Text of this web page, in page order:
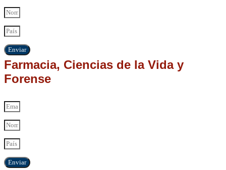
Enviar
Farmacia, Ciencias de la Vida y
Forense
Enviar